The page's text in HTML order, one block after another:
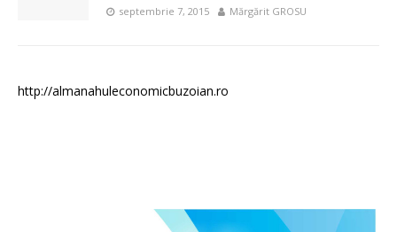
septembrie 7, 2015 Mărgărit GROSU
http://almanahuleconomicbuzoian.ro